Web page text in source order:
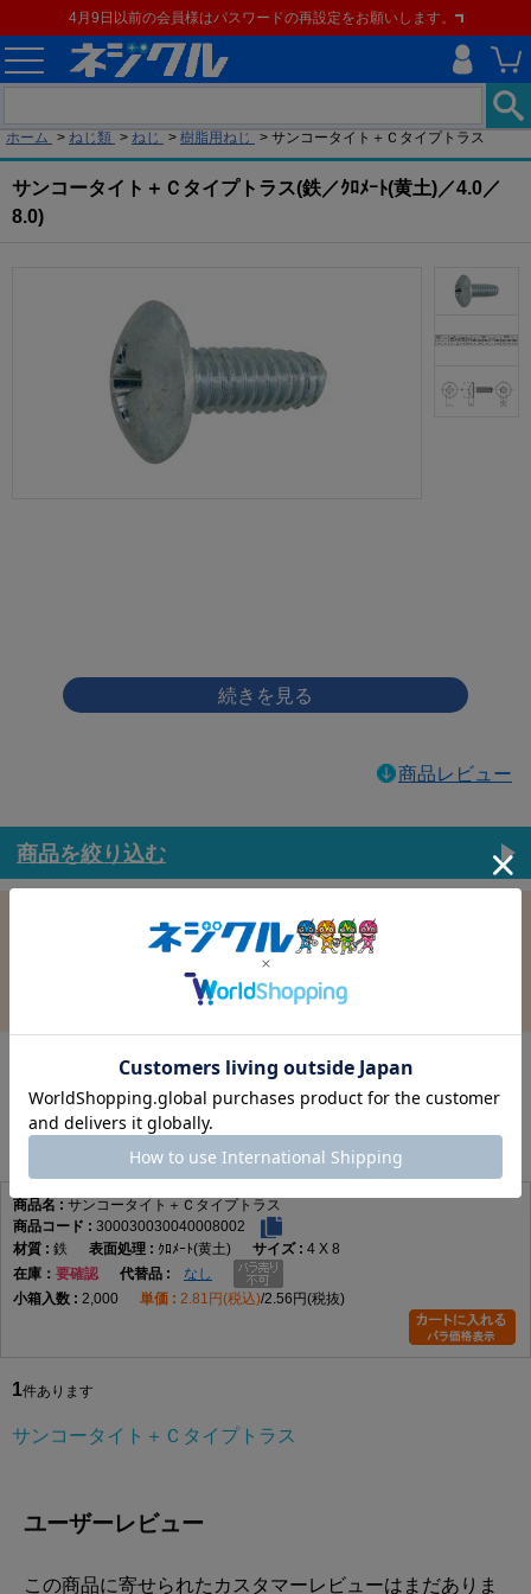
4月9日以前の会員様はパスワードの再設定をお願いします。
ホーム > ねじ類 > ねじ > 樹脂用ねじ > サンコータイト＋Ｃタイプトラス
サンコータイト＋Ｃタイプトラス(鉄／ｸﾛﾒｰﾄ(黄土)／4.0／
8.0)
商品レビュー
商品を絞り込む
表面処理：ｸﾛﾒｰﾄ(黄土)
在庫：
サンコータイト＋Ｃタイプトラス
サンコータイト＋Ｃタイプトラス
300030030040008002
鉄
ｸﾛﾒｰﾄ(黄土)
4 X 8
在庫
要確認
なし
2,000
2.81円(税込) 2.56円(税抜)
1件あります
サンコータイト＋Ｃタイプトラス
ユーザーレビュー
この商品に寄せられたカスタマーレビューはまだありま